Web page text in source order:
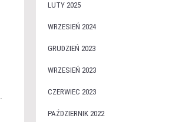
LUTY 2025
WRZESIEŃ 2024
GRUDZIEŃ 2023
WRZESIEŃ 2023
CZERWIEC 2023
PAŹDZIERNIK 2022